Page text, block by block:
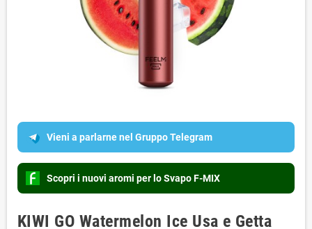
Vieni a parlarne nel Gruppo Telegram
Scopri i nuovi aromi per lo Svapo F-MIX
KIWI GO Watermelon Ice Usa e Getta